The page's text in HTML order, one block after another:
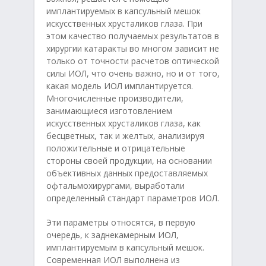
имплантируемых в капсульный мешок
искусственных хрусталиков глаза. При
этом качество получаемых результатов в
хирургии катаракты во многом зависит не
только от точности расчетов оптической
силы ИОЛ, что очень важно, но и от того,
какая модель ИОЛ имплантируется.
Многочисленные производители,
занимающиеся изготовлением
искусственных хрусталиков глаза, как
бесцветных, так и желтых, анализируя
положительные и отрицательные
стороны своей продукции, на основании
объективных данных предоставляемых
офтальмохирургами, выработали
определенный стандарт параметров ИОЛ.
Эти параметры относятся, в первую
очередь, к заднекамерным ИОЛ,
имплантируемым в капсульный мешок.
Современная ИОЛ выполнена из